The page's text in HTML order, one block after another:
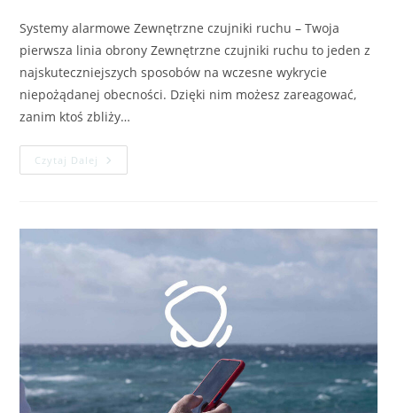
Systemy alarmowe Zewnętrzne czujniki ruchu – Twoja
pierwsza linia obrony Zewnętrzne czujniki ruchu to jeden z
najskuteczniejszych sposobów na wczesne wykrycie
niepożądanej obecności. Dzięki nim możesz zareagować,
zanim ktoś zbliży…
Czytaj Dalej